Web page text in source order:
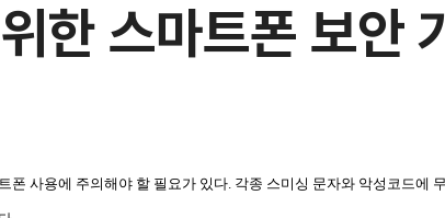
한 스마트폰 보안
폰 사용에 주의해야 할 필요가 있다. 각종 스미싱 문자와 악성코드에